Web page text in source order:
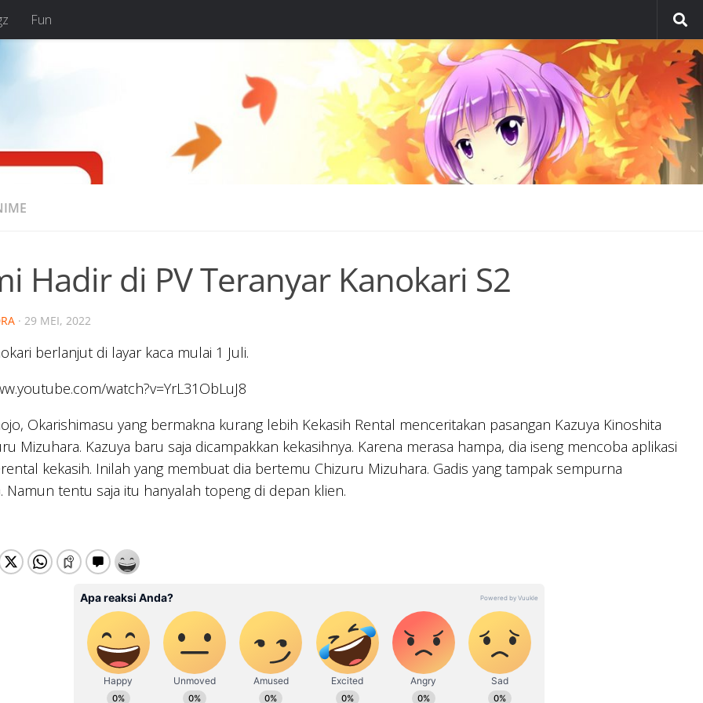
Fun
Hadir di PV Teranyar Kanokari S2
· 29 MEI, 2022
berlanjut di layar kaca mulai 1 Juli.
watch?v=YrL31ObLuJ8
Okarishimasu yang bermakna kurang lebih Kekasih Rental menceritakan pasangan Kazuya Kinoshita
Mizuhara. Kazuya baru saja dicampakkan kekasihnya. Karena merasa hampa, dia iseng mencoba aplikasi
kekasih. Inilah yang membuat dia bertemu Chizuru Mizuhara. Gadis yang tampak sempurna
Namun tentu saja itu hanyalah topeng di depan klien.